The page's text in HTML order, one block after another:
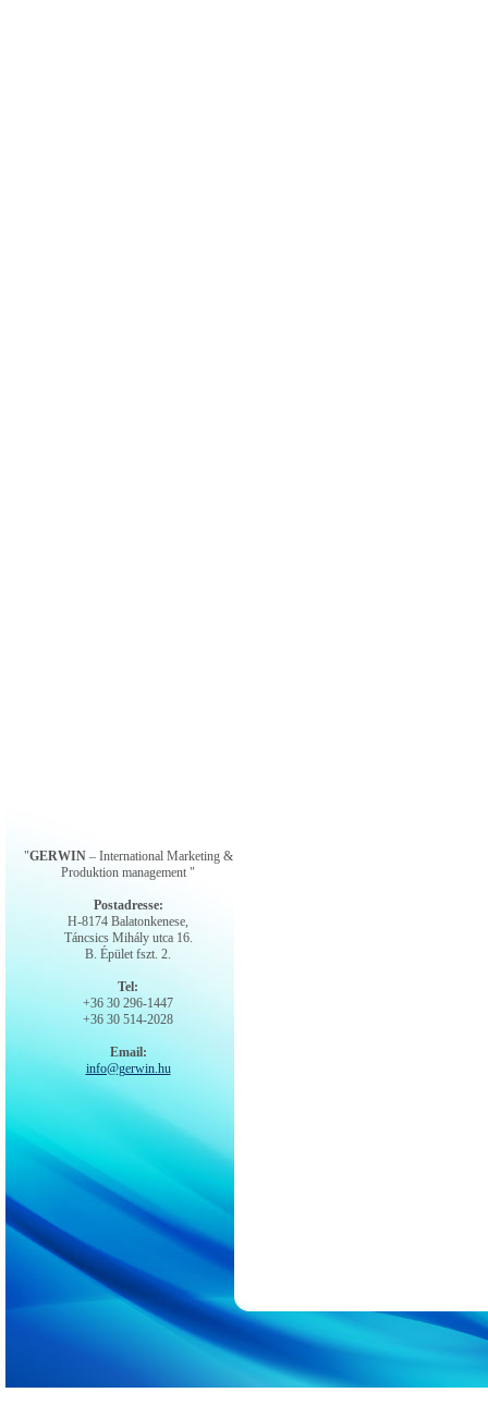
"GERWIN– International Marketing &
Produktion management "
Postadresse:
H-8174 Balatonkenese,
Táncsics Mihály utca 16.
B. Épület fszt. 2.
Tel:
+36 30 296-1447
+36 30 514-2028
Email:
info@gerwin.hu